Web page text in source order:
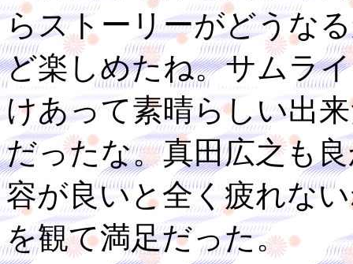
らストーリーがどうな
ど楽しめたね。サムラ
けあって素晴らしい出
だったな。真田広之も
容が良いと全く疲れな
を観て満足だった。